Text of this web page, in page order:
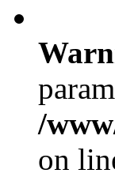
/
on